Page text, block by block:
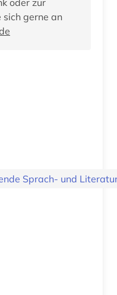
sich gerne an
Sprach- und